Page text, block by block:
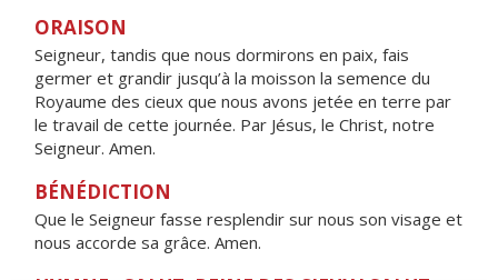
ORAISON
Seigneur, tandis que nous dormirons en paix, fais
germer et grandir jusqu’à la moisson la semence du
Royaume des cieux que nous avons jetée en terre par
le travail de cette journée. Par Jésus, le Christ, notre
Seigneur. Amen.
BÉNÉDICTION
Que le Seigneur fasse resplendir sur nous son visage et
nous accorde sa grâce. Amen.